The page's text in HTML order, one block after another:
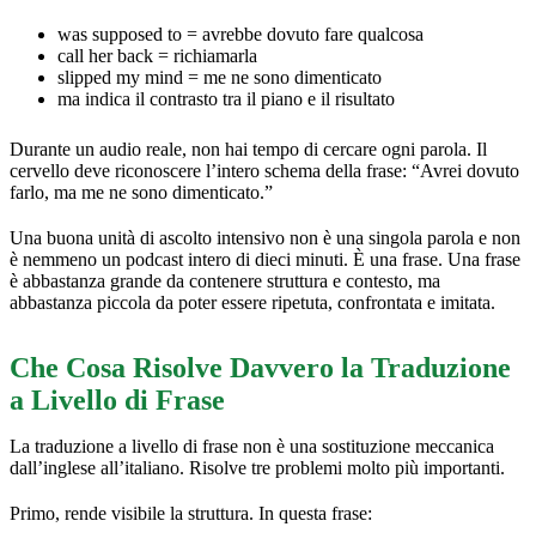
was supposed to = avrebbe dovuto fare qualcosa
call her back = richiamarla
slipped my mind = me ne sono dimenticato
ma indica il contrasto tra il piano e il risultato
Durante un audio reale, non hai tempo di cercare ogni parola. Il
cervello deve riconoscere l’intero schema della frase: “Avrei dovuto
farlo, ma me ne sono dimenticato.”
Una buona unità di ascolto intensivo non è una singola parola e non
è nemmeno un podcast intero di dieci minuti. È una frase. Una frase
è abbastanza grande da contenere struttura e contesto, ma
abbastanza piccola da poter essere ripetuta, confrontata e imitata.
Che Cosa Risolve Davvero la Traduzione
a Livello di Frase
La traduzione a livello di frase non è una sostituzione meccanica
dall’inglese all’italiano. Risolve tre problemi molto più importanti.
Primo, rende visibile la struttura. In questa frase: